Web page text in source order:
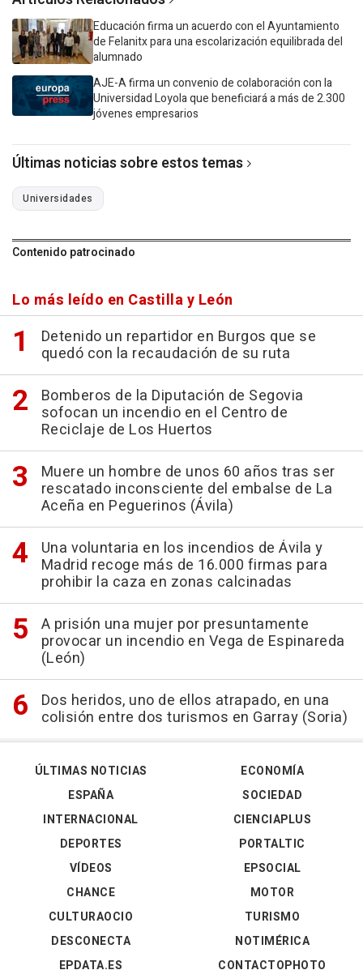
Educación firma un acuerdo con el Ayuntamiento
de Felanitx para una escolarización equilibrada del
alumnado
AJE-A firma un convenio de colaboración con la
Universidad Loyola que beneficiará a más de 2.300
jóvenes empresarios
Últimas noticias sobre estos temas
Universidades
Contenido patrocinado
Lo más leído en Castilla y León
Detenido un repartidor en Burgos que se
quedó con la recaudación de su ruta
Bomberos de la Diputación de Segovia
sofocan un incendio en el Centro de
Reciclaje de Los Huertos
Muere un hombre de unos 60 años tras ser
rescatado inconsciente del embalse de La
Aceña en Peguerinos (Ávila)
Una voluntaria en los incendios de Ávila y
Madrid recoge más de 16.000 firmas para
prohibir la caza en zonas calcinadas
A prisión una mujer por presuntamente
provocar un incendio en Vega de Espinareda
(León)
Dos heridos, uno de ellos atrapado, en una
colisión entre dos turismos en Garray (Soria)
ÚLTIMAS NOTICIAS
ESPAÑA
INTERNACIONAL
DEPORTES
VÍDEOS
ECONOMÍA
SOCIEDAD
CIENCIAPLUS
PORTALTIC
EPSOCIAL
CHANCE
CULTURAOCIO
DESCONECTA
EPDATA.ES
MOTOR
TURISMO
NOTIMÉRICA
CONTACTOPHOTO